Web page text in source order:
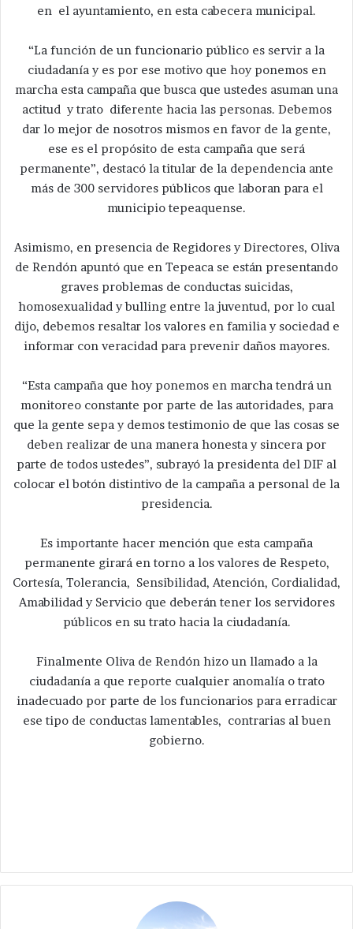
en el ayuntamiento, en esta cabecera municipal.
“La función de un funcionario público es servir a la
ciudadanía y es por ese motivo que hoy ponemos en
marcha esta campaña que busca que ustedes asuman una
actitud y trato diferente hacia las personas. Debemos
dar lo mejor de nosotros mismos en favor de la gente,
ese es el propósito de esta campaña que será
permanente”, destacó la titular de la dependencia ante
más de 300 servidores públicos que laboran para el
municipio tepeaquense.
Asimismo, en presencia de Regidores y Directores, Oliva
de Rendón apuntó que en Tepeaca se están presentando
graves problemas de conductas suicidas,
homosexualidad y bulling entre la juventud, por lo cual
dijo, debemos resaltar los valores en familia y sociedad e
informar con veracidad para prevenir daños mayores.
“Esta campaña que hoy ponemos en marcha tendrá un
monitoreo constante por parte de las autoridades, para
que la gente sepa y demos testimonio de que las cosas se
deben realizar de una manera honesta y sincera por
parte de todos ustedes”, subrayó la presidenta del DIF al
colocar el botón distintivo de la campaña a personal de la
presidencia.
Es importante hacer mención que esta campaña
permanente girará en torno a los valores de Respeto,
Cortesía, Tolerancia, Sensibilidad, Atención, Cordialidad,
Amabilidad y Servicio que deberán tener los servidores
públicos en su trato hacia la ciudadanía.
Finalmente Oliva de Rendón hizo un llamado a la
ciudadanía a que reporte cualquier anomalía o trato
inadecuado por parte de los funcionarios para erradicar
ese tipo de conductas lamentables, contrarias al buen
gobierno.